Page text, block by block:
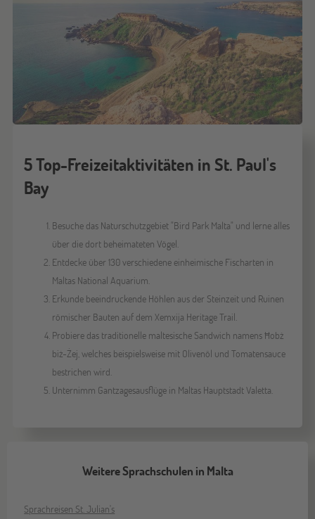
5 Top-Freizeitaktivitäten in St. Paul's
Bay
Besuche das Naturschutzgebiet "Bird Park Malta" und lerne alles
über die dort beheimateten Vögel.
Entdecke über 130 verschiedene einheimische Fischarten in
Maltas National Aquarium.
Erkunde beeindruckende Höhlen aus der Steinzeit und Ruinen
römischer Bauten auf dem Xemxija Heritage Trail.
Probiere das traditionelle maltesische Sandwich namens Ħobż
biż-Żej, welches beispielsweise mit Olivenöl und Tomatensauce
bestrichen wird.
Unternimm Gantzagesausflüge in Maltas Hauptstadt Valetta.
Weitere Sprachschulen in Malta
Sprachreisen St. Julian's